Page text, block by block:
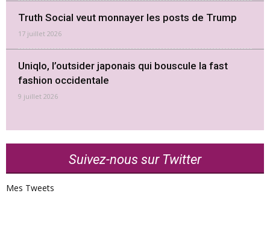
Truth Social veut monnayer les posts de Trump
17 juillet 2026
Uniqlo, l’outsider japonais qui bouscule la fast
fashion occidentale
9 juillet 2026
Suivez-nous sur Twitter
Mes Tweets